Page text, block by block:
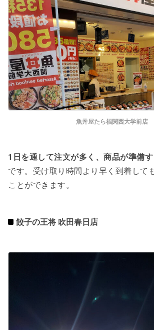
魚丼屋たら福関西大学前店
1日を通して注文が多く、商品が準備
です。受け取り時間より早く到着して
ことができます。
餃子の王将 吹田春日店